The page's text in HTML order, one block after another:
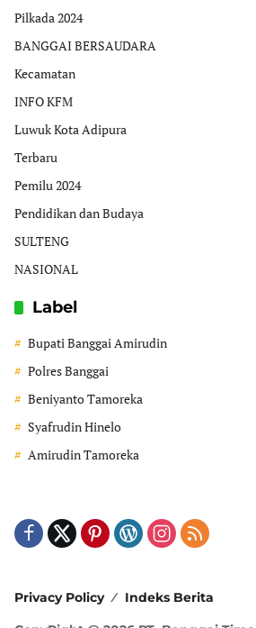
Pilkada 2024
BANGGAI BERSAUDARA
Kecamatan
INFO KFM
Luwuk Kota Adipura
Terbaru
Pemilu 2024
Pendidikan dan Budaya
SULTENG
NASIONAL
Label
Bupati Banggai Amirudin
Polres Banggai
Beniyanto Tamoreka
Syafrudin Hinelo
Amirudin Tamoreka
Privacy Policy
Indeks Berita